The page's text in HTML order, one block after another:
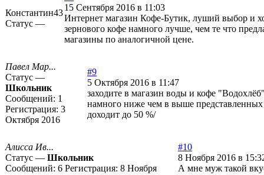
Константин43
Статус —
15 Сентября 2016 в 11:03
Интернет магазин Кофе-Бутик, луший выбор и
зернового кофе намного лучше, чем те что
магазины по аналогичной цене.
Павел Мар...
Статус —
Школьник
Сообщений: 1
Регистрация: 3
Октября 2016
#9
5 Октября 2016 в 11:47
заходите в магазин воды и кофе
намного ниже чем в выше представленных
доходит до 50 %/
Алисса Ив...
Статус — Школьник
Сообщений: 6 Регистрация: 8 Ноября
#10
8 Ноября 2016 в
А мне муж такой